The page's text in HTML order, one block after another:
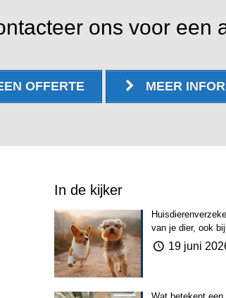
ons voor een
OFFERTE MEER
In de kijker
van je dier, ook
19 juni